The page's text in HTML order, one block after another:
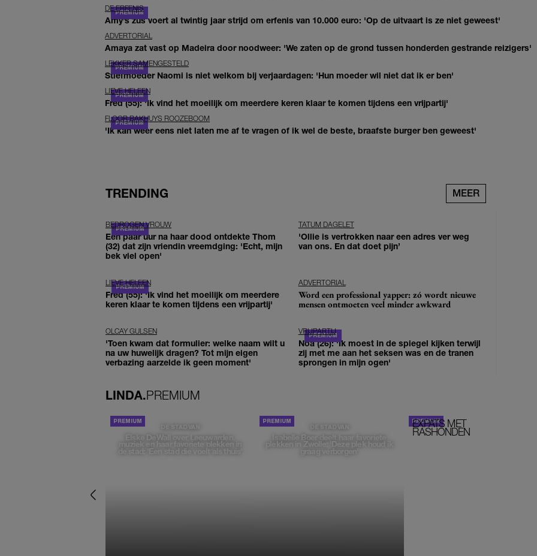
DE ERFENIS
Amy’s zus voert al twintig jaar strijd om erfenis van 10.000 euro: 'Op de uitvaart is ze niet geweest'
ADVERTORIAL
Amaya zat vast op Madeira door noodweer: 'We zaten op de grond tussen honderden gestrande reizigers'
LEKKER SAMENGESTELD
Stiefmoeder Naomi is niet welkom bij verjaardagen: 'Hun moeder wil niet dat ik er ben'
LIEVE HELEEN
Fred (55): 'Ik vind het moeilijk om meerdere keren klaar te komen tijdens een vrijpartij'
FLOOR BAKHUYS ROOZEBOOM
'Ik kan weer eens niet laten me af te vragen of ik wel de beste, braafste burger ben geweest'
TRENDING MEER
BEDROGEN VROUW
Een paar uur na haar dood ontdekte Thom
(32) dat zijn vriendin vreemdging: 'Echt, mijn
bek viel open'
TATUM DAGELET
'Ollie is vertrokken naar een adres ver weg
van ons. En dat doet pijn’
LIEVE HELEEN
Fred (55): 'Ik vind het moeilijk om meerdere
keren klaar te komen tijdens een vrijpartij'
ADVERTORIAL
Word een professional yapper: zó wordt nieuwe
mensen ontmoeten veel minder awkward
OLCAY GULSEN
'Toen kwam dat formulier: welke naam wilt u
na uw huwelijk dragen? Tot mijn eigen
verbazing aarzelde ik geen moment'
VRIJPARTIJ
Noa (26): 'Ik moest in de spiegel kijken terwijl
zij met me aan het seksen was en de tranen
sprongen in mijn ogen'
LINDA.PREMIUM
DE STAD VAN
Elske DeWall over Leeuwarden,
muziek en haar favoriete plekken in
de stad: 'Een stad die voelt als thuis'
DE STAD VAN
Isabelle Boer deelt haar favoriete
plekken in Zwolle: 'Deze plek houd ik
graag verborgen'
EXPATS MET
RASHONDEN